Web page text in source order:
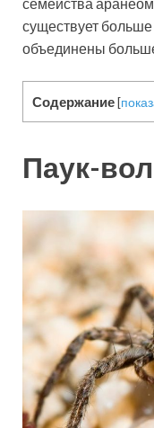
существует
объединены
Содержание[
Паук-